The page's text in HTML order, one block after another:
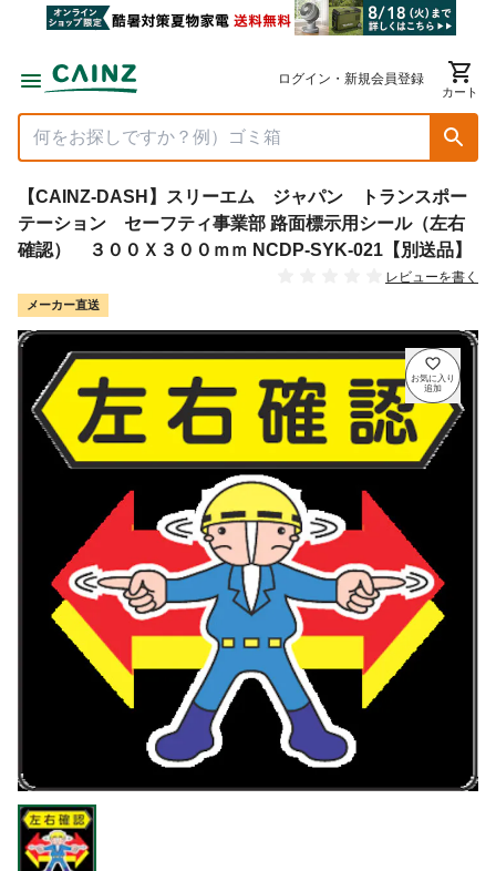
ログイン・新規会員登録
カート
【CAINZ-DASH】スリーエム ジャパン トランスポー
テーション セーフティ事業部 路面標示用シール（左右
確認） ３００Ｘ３００ｍｍ NCDP-SYK-021【別送品】
レビューを書く
メーカー直送